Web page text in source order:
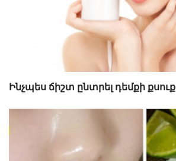
Ինչպես ճիշտ ընտրել դեմքի քսուք